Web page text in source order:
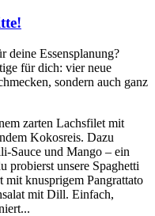
deine Essensplanung?
für dich: vier neue
sondern auch ganz
zarten Lachsfilet mit
Kokosreis. Dazu
Sauce und Mango – ein
probierst unsere Spaghetti
mit knusprigem Pangrattato
mit Dill. Einfach,